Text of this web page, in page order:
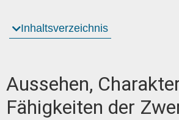
Inhaltsverzeichnis
Aussehen,
Fähigkeiten der